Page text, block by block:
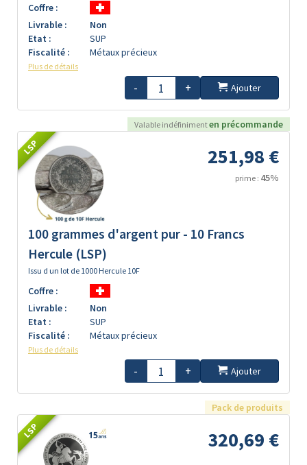
Coffre :
Livrable :
Non
Etat :
SUP
Fiscalité :
Métaux précieux
Plus de détails
- + Ajouter
Valable indéfinimenten précommande
LSP 251,98 €
prime : 45%
100 grammes d'argent pur - 10 Francs
Hercule (LSP)
Issu d un lot de 1000 Hercule 10F
Coffre :
Livrable :
Non
Etat :
SUP
Fiscalité :
Métaux précieux
Plus de détails
- + Ajouter
Pack de produits
LSP 320,69 €